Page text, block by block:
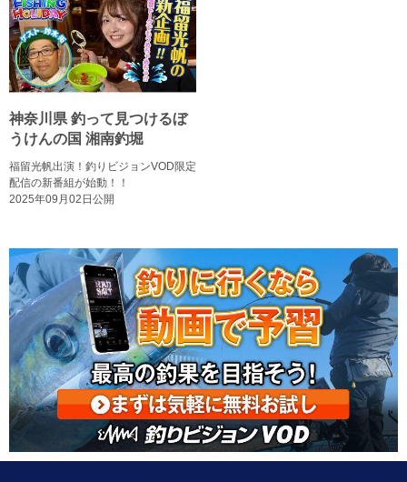
神奈川県 釣って見つけるぼ
うけんの国 湘南釣堀
福留光帆出演！釣りビジョンVOD限定
配信の新番組が始動！！
2025年09月02日公開